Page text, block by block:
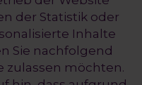
der Statistik oder
Inhalte
Sie nachfolgend
zulassen möchten.